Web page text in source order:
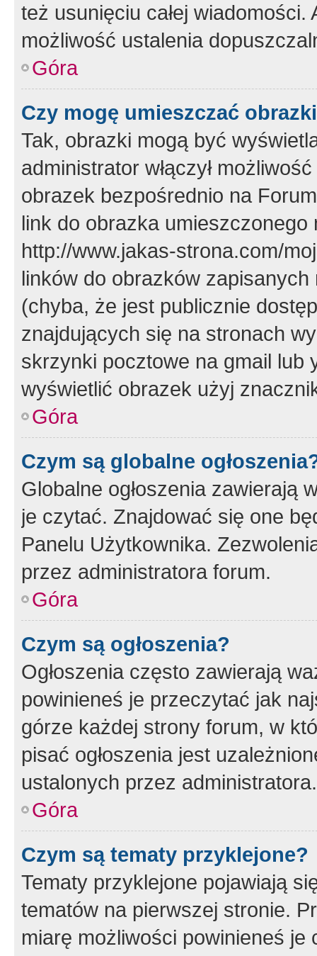
też usunięciu całej
możliwość ustalenia
Góra
Czy mogę umieszczać
Tak, obrazki mogą być
administrator włączył
obrazek bezpośrednio na
link do obrazka
http://www.jakas-strona.com/
linków do obrazków
(chyba, że jest publicznie
znajdujących się na stronach
skrzynki pocztowe na gmail lub
wyświetlić obrazek użyj
Góra
Czym są globalne
Globalne ogłoszenia zawierają
je czytać. Znajdować się one
Panelu Użytkownika.
przez administratora forum.
Góra
Czym są ogłoszenia?
Ogłoszenia często zawierają
powinieneś je przeczytać jak
górze każdej strony forum, w
pisać ogłoszenia jest
ustalonych przez administratora.
Góra
Czym są tematy przyklejone?
Tematy przyklejone pojawiają
tematów na pierwszej stronie.
miarę możliwości powinieneś je